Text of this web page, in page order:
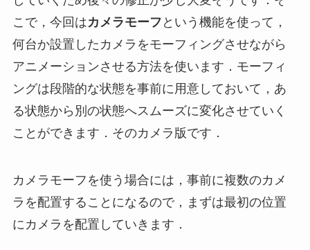
こで，今回はカメラモーフ という機能を使って，
何台か設置したカメラをモーフィングさせながら
アニメーションさせる方法を使います．モーフィ
ングは段階的な状態を事前に用意しておいて，あ
る状態から別の状態へスムーズに変化させていく
ことができます．そのカメラ版です．
カメラモーフを使う場合には，事前に複数のカメ
ラを配置することになるので，まずは最初の位置
にカメラを配置していきます．